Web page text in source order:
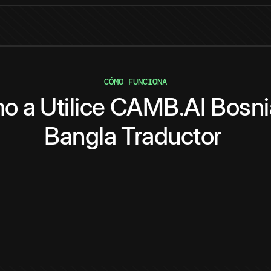
CÓMO FUNCIONA
a Utilice CAMB.AI
Bangla Traductor